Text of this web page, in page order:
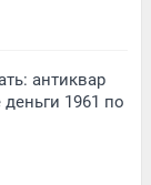
антиквар
1961 по